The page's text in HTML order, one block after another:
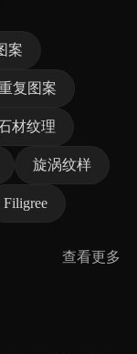
案
复图案
材纹理
旋涡纹样
Filigree
查看更多